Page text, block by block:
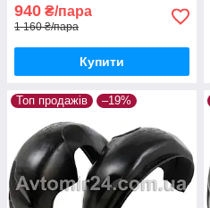
940 ₴/пара
1 160 ₴/пара
Купити
Топ продажів –19%